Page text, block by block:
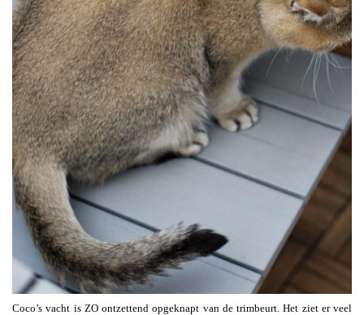
Coco’s vacht is ZO ontzettend opgeknapt van de trimbeurt. Het ziet er veel